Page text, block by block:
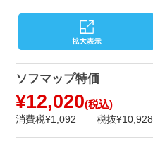
ソフマップ特価
¥12,020(税込)
消費税¥1,092 税抜¥10,928